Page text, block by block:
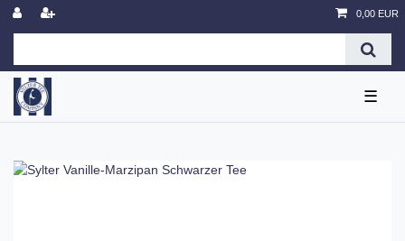
0,00 EUR
☰